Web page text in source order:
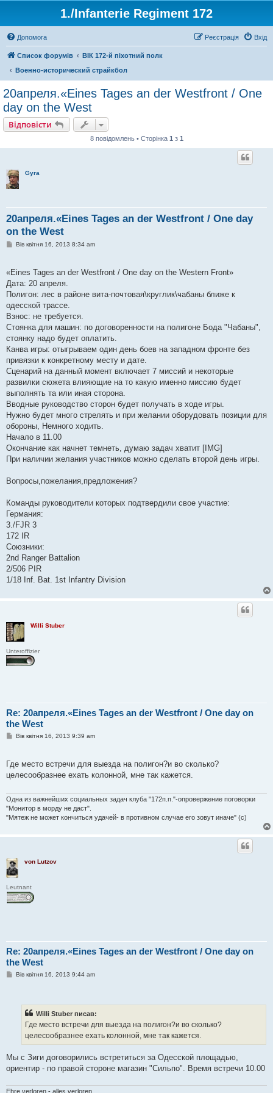
1./Infanterie Regiment 172
Допомога Вхід
Реєстрація
Список форумів
ВІК 172-й піхотний полк
Военно-исторический страйкбол
20апреля.«Eines Tages an der Westfront / One
day on the West
Відповісти
8 повідомлень • Сторінка 1 з 1
Gyra
20апреля.«Eines Tages an der Westfront / One day
on the West
П
д
м
л
н
н
Вів квітня 16, 2013 8:34 am
«Eines Tages an der Westfront / One day on the Western Front»
Дата: 20 апреля.
Полигон: лес в районе вита-почтовая\круглик\чабаны ближе к
одесской трассе.
Взнос: не требуется.
Стоянка для машин: по договоренности на полигоне Бода "Чабаны",
стоянку надо будет оплатить.
Канва игры: отыгрываем один день боев на западном фронте без
привязки к конкретному месту и дате.
Сценарий на данный момент включает 7 миссий и некоторые
развилки сюжета влияющие на то какую именно миссию будет
выполнять та или иная сторона.
Вводные руководство сторон будет получать в ходе игры.
Нужно будет много стрелять и при желании оборудовать позиции для
обороны, Немного ходить.
Начало в 11.00
Окончание как начнет темнеть, думаю задач хватит [IMG]
При наличии желания участников можно сделать второй день игры.
Вопросы,пожелания,предложения?
Команды руководители которых подтвердили свое участие:
Германия:
3./FJR 3
172 IR
Союзники:
2nd Ranger Battalion
2/506 PIR
1/18 Inf. Bat. 1st Infantry Division
Willi Stuber
Unteroffizier
Re: 20апреля.«Eines Tages an der Westfront / One day on
the West
П
д
м
е
н
н
я
Вів квітня 16, 2013 9:39 am
Где место встречи для выезда на полигон?и во сколько?
целесообразнее ехать колонной, мне так кажется.
Одна из важнейших социальных задач клуба "172п.п."-опровержение поговорки
"Монитор в морду не даст".
"Мятеж не может кончиться удачей- в противном случае его зовут иначе" (с)
von Lutzov
Leutnant
Re: 20апреля.«Eines Tages an der Westfront / One day on
the West
ПВів квітня 16, 2013 9:44 am
Willi Stuber писав:
Где место встречи для выезда на полигон?и во сколько?
целесообразнее ехать колонной, мне так кажется.
Мы с Зиги договорились встретиться за Одесской площадью,
ориентир - по правой стороне магазин "Сильпо". Время встречи 10.00
Ehre verloren - alles verloren.